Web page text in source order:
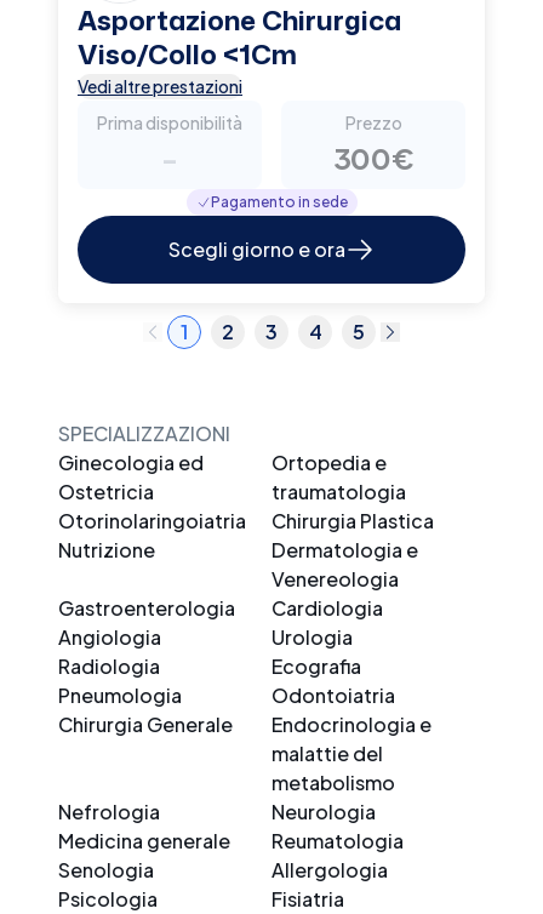
Asportazione Chirurgica
Viso/Collo <1Cm
Vedi altre prestazioni
Prima disponibilità
-
Prezzo
300€
Pagamento in sede
Scegli giorno e ora
1 2 3 4 5
SPECIALIZZAZIONI
Ginecologia ed
Ostetricia
Ortopedia e
traumatologia
Otorinolaringoiatria
Chirurgia Plastica
Nutrizione
Dermatologia e
Venereologia
Gastroenterologia
Cardiologia
Angiologia
Urologia
Radiologia
Ecografia
Pneumologia
Odontoiatria
Chirurgia Generale
Endocrinologia e
malattie del
metabolismo
Nefrologia
Neurologia
Medicina generale
Reumatologia
Senologia
Allergologia
Psicologia
Fisiatria